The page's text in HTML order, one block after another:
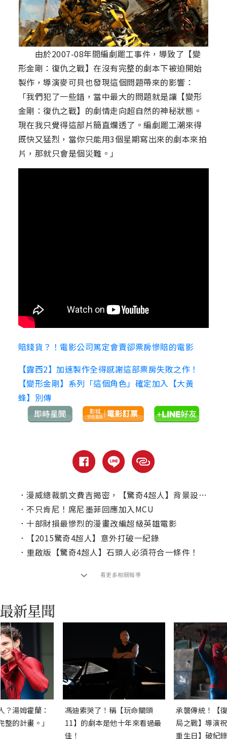
由於2007-08年間編劇罷工事件，導致了【變
形金剛：復仇之戰】在沒有完整的劇本下被迫開始
製作，導演麥可貝也發現這個問題帶來的影響：
「我們犯了一些錯，當中最大的問題就是讓【變形
金剛：復仇之戰】的劇情走向超自然的神秘狀態。
現在我只覺得這部片簡直爛透了。編劇罷工潮來得
既快又猛烈，當你只能用3個星期寫出來的劇本來拍
片，那就只會是個災難。」
賠錢貨？！電影公司篤定會賣卻票房慘賠的電影
【露西2】加速製作全得感謝這部票房失敗之作！
【變形金剛】系列「這個角色」確定加入【大黃
蜂】別傳
． 漫威總裁凱文費吉揭密，【驚奇4超人】背景設定在這！
． 不只肯尼！席尼墨菲回應加入MCU
． 十部財損最慘烈的漫畫改編超級英雄電影
．
【2015驚奇4超人】意外打破一紀錄
． 重啟版【驚奇4超人】石頭人必須符合一條件！
看更多相關報導
？湯姆霍蘭：
的計畫。」
馮迪索哭了！稱【玩命關頭
11】的劇本是他十年來看過最
佳！
承襲傳統！【
局之戰】導演
重生日】破紀